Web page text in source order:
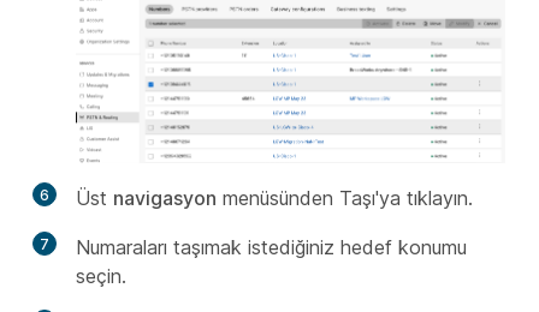
6 Üst navigasyon menüsünden Taşı'ya tıklayın.
7
Numaraları taşımak istediğiniz hedef konumu
seçin.